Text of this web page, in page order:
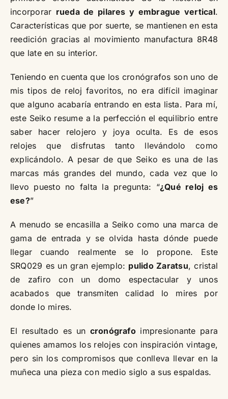
incorporar rueda de pilares y embrague vertical.
Características que por suerte, se mantienen en esta
reedición gracias al movimiento manufactura 8R48
que late en su interior.
Teniendo en cuenta que los cronógrafos son uno de
mis tipos de reloj favoritos, no era difícil imaginar
que alguno acabaría entrando en esta lista. Para mí,
este Seiko resume a la perfección el equilibrio entre
saber hacer relojero y joya oculta. Es de esos
relojes que disfrutas tanto llevándolo como
explicándolo. A pesar de que Seiko es una de las
marcas más grandes del mundo, cada vez que lo
llevo puesto no falta la pregunta: “¿Qué reloj es
ese?”
A menudo se encasilla a Seiko como una marca de
gama de entrada y se olvida hasta dónde puede
llegar cuando realmente se lo propone. Este
SRQ029 es un gran ejemplo: pulido Zaratsu, cristal
de zafiro con un domo espectacular y unos
acabados que transmiten calidad lo mires por
donde lo mires.
El resultado es un cronógrafoimpresionante para
quienes amamos los relojes con inspiración vintage,
pero sin los compromisos que conlleva llevar en la
muñeca una pieza con medio siglo a sus espaldas.